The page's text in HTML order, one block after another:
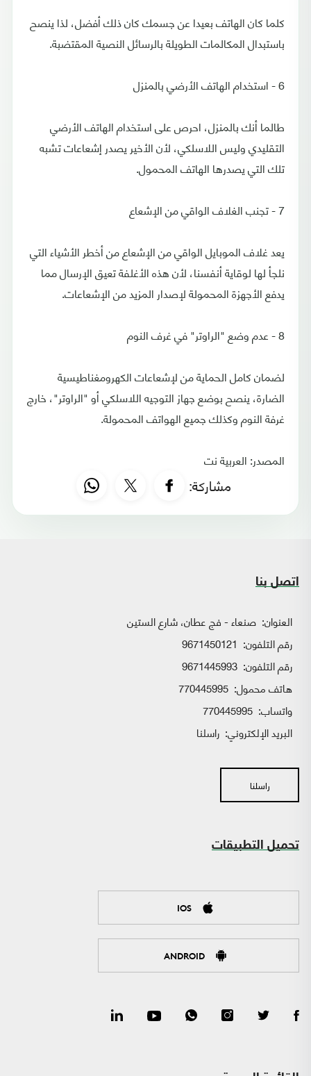
كلما كان الهاتف بعيدا عن جسمك كان ذلك أفضل، لذا ينصح
باستبدال المكالمات الطويلة بالرسائل النصية المقتضبة.
6 - استخدام الهاتف الأرضي بالمنزل
طالما أنك بالمنزل، احرص على استخدام الهاتف الأرضي
التقليدي وليس اللاسلكي، لأن الأخير يصدر إشعاعات تشبه
تلك التي يصدرها الهاتف المحمول.
7 - تجنب الغلاف الواقي من الإشعاع
يعد غلاف الموبايل الواقي من الإشعاع من أخطر الأشياء التي
نلجأ لها لوقاية أنفسنا، لأن هذه الأغلفة تعيق الإرسال مما
يدفع الأجهزة المحمولة لإصدار المزيد من الإشعاعات.
8 - عدم وضع "الراوتر" في غرف النوم
لضمان كامل الحماية من لإشعاعات الكهرومغناطيسية
الضارة، ينصح بوضع جهاز التوجيه اللاسلكي أو "الراوتر"، خارج
غرفة النوم وكذلك جميع الهواتف المحمولة.
المصدر: العربية نت
مشاركة:
اتصل بنا
العنوان: صنعاء - فج عطان، شارع الستين
رقم التلفون: 9671450121
رقم التلفون: 9671445993
هاتف محمول: 770445995
واتساب:
البريد الإلكتروني: راسلنا
راسلنا
تحميل التطبيقات
IOS
ANDROID